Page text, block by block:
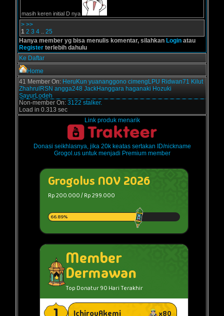
masih keren initial D nya
> >>
1 2 3 4 .. 25
Hanya member yg bisa menulis komentar, silahkan Login atau
Register terlebih dahulu
Ke Daftar
Home
41 Member On: HeruKun yuananggono cimengLPU Ridwan71 Kilut
ZhahrulRSN angga248 JackHanggara haganaki Hozuki
SayurLodeh
Non-member On: 3122 stalker.
Load in 0.313 sec
Link produk menarik
Donasi seikhlasnya, jika 20k keatas sertakan ID/nickname
Grogol.us untuk menjadi Premium member